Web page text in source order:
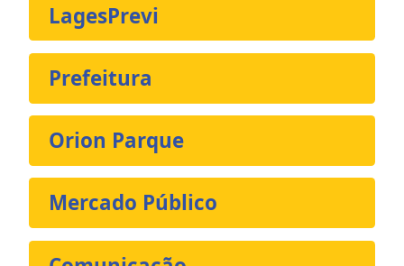
LagesPrevi
Prefeitura
Orion Parque
Mercado Público